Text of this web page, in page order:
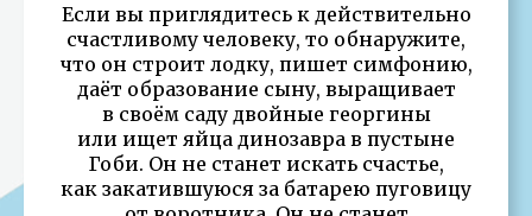
Если вы приглядитесь к действительно
счастливому человеку, то обнаружите,
что он строит лодку, пишет симфонию,
даёт образование сыну, выращивает
в своём саду двойные георгины
или ищет яйца динозавра в пустыне
Гоби. Он не станет искать счастье,
как закатившуюся за батарею пуговицу